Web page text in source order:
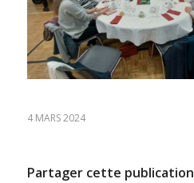
4 MARS 2024
Partager cette publication